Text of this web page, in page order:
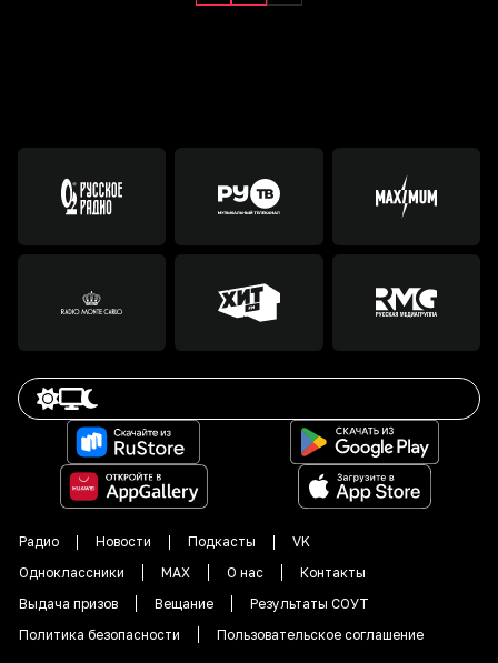
Радио Новости Подкасты
VK
Одноклассники
MAX О нас
Контакты
Выдача призов
Вещание
Результаты СОУТ
Политика безопасности
Пользовательское соглашение